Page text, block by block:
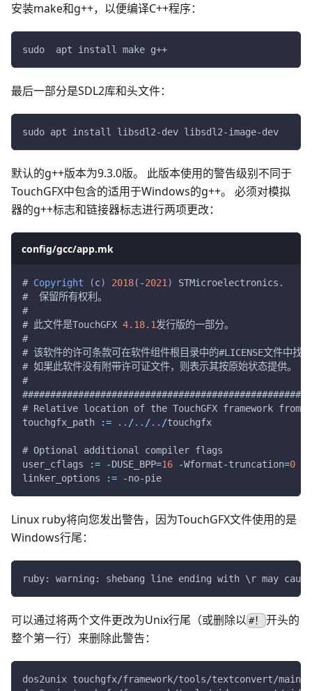
安装make和g++，以便编译C++程序：
sudo  apt install make g++
最后一部分是SDL2库和头文件：
sudo apt install libsdl2-dev libsdl2-image-dev
默认的g++版本为9.3.0版。 此版本使用的警告级别不同于
TouchGFX中包含的适用于Windows的g++。 必须对模拟
器的g++标志和链接器标志进行两项更改：
config/gcc/app.mk
# Copyright (c) 2018( -2021 ) STMicroelectronics .
#  保留所有权利。
#
# 此文件是TouchGFX 4.18. 1发行版的一部分。
#
# 该软件的许可条款可在软件组件根目录中的#LICENSE文件中找
# 如果此软件没有附带许可证文件，则表示其按原始状态提供。
#
# Relative location of the TouchGFX framework
touchgfx_path
:= . . /. . /. . /touchgfx
# Optional additional compiler flags
user_cflags
:= -DUSE_BPP=16 -Wformat-truncation=0
linker_options
:= -no-pie
Linux ruby将向您发出警告，因为TouchGFX文件使用的是
Windows行尾：
ruby: warning: shebang line ending with \r may cause
可以通过将两个文件更改为Unix行尾（或删除以 #！
开头的
整个第一行）来删除此警告：
dos2unix touchgfx/framework/tools/textconvert/